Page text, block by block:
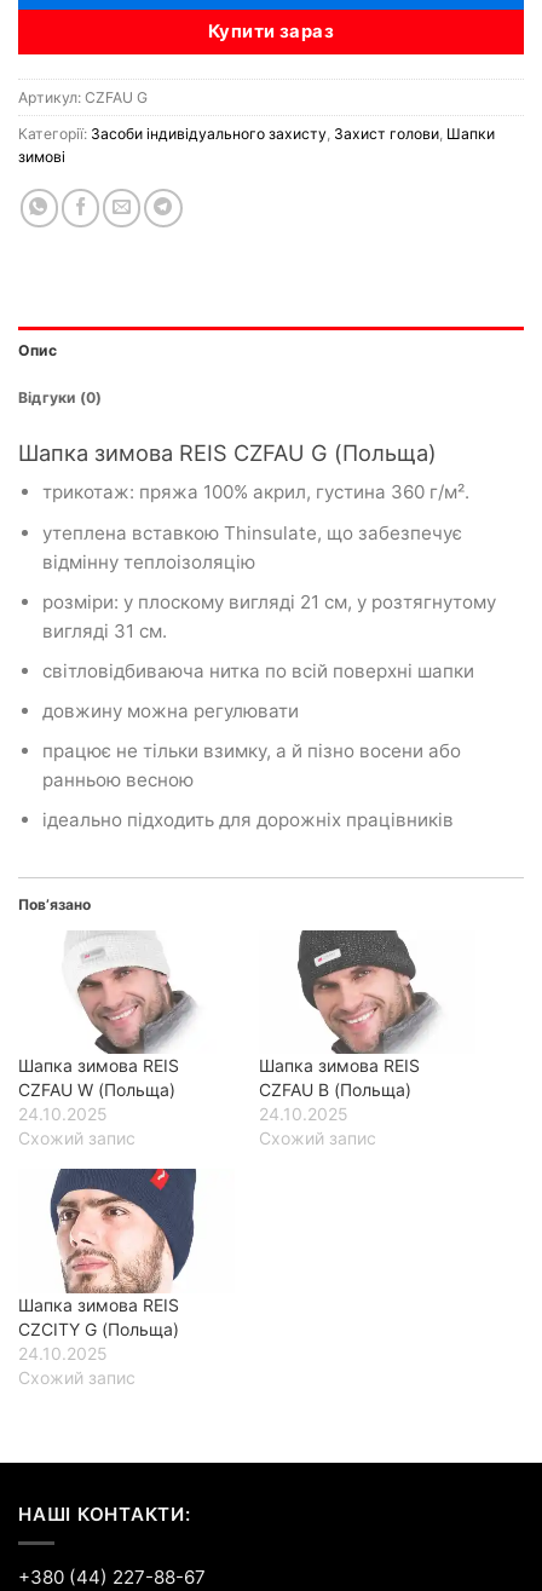
Купити зараз
Артикул: CZFAU G
Категорії: Засоби індивідуального захисту, Захист голови, Шапки
зимові
Опис
Відгуки (0)
Шапка зимова REIS CZFAU G (Польща)
трикотаж: пряжа 100% акрил, густина 360 г/м².
утеплена вставкою Thinsulate, що забезпечує
відмінну теплоізоляцію
розміри: у плоскому вигляді 21 см, у розтягнутому
вигляді 31 см.
світловідбиваюча нитка по всій поверхні шапки
довжину можна регулювати
працює не тільки взимку, а й пізно восени або
ранньою весною
ідеально підходить для дорожніх працівників
Пов’язано
Шапка зимова REIS
CZFAU W (Польща)
24.10.2025
Схожий запис
Шапка зимова REIS
CZFAU B (Польща)
24.10.2025
Схожий запис
Шапка зимова REIS
CZCITY G (Польща)
24.10.2025
Схожий запис
НАШІ КОНТАКТИ:
+380 (44) 227-88-67